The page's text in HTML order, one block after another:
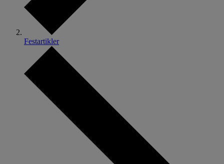
Festartikler